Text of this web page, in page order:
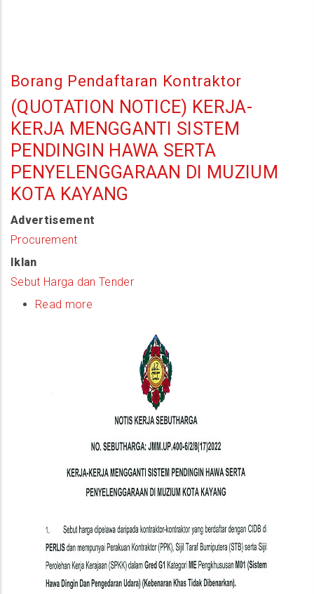
Borang Pendaftaran Kontraktor
(QUOTATION NOTICE) KERJA-
KERJA MENGGANTI SISTEM
PENDINGIN HAWA SERTA
PENYELENGGARAAN DI MUZIUM
KOTA KAYANG
Advertisement
Procurement
Iklan
Sebut Harga dan Tender
Read more
Sistem
Pendingin
Serta
Penyelenggaraan
Muzium
Kota
Kayang